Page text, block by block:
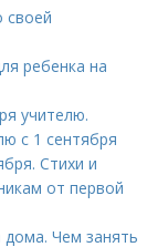
своей
ребенка на
учителю.
с 1 сентября
Стихи и
от первой
дома. Чем занять